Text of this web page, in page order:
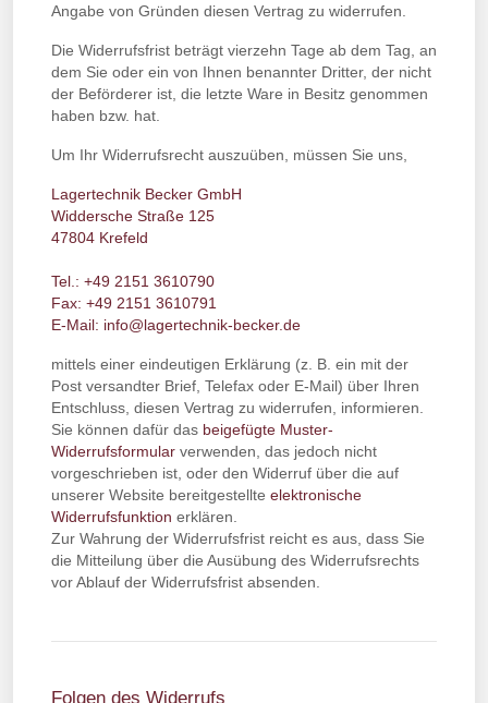
Konfiguratoren
Angabe von Gründen diesen Vertrag zu widerrufen.
Die Widerrufsfrist beträgt vierzehn Tage ab dem Tag, an
dem Sie oder ein von Ihnen benannter Dritter, der nicht
der Beförderer ist, die letzte Ware in Besitz genommen
haben bzw. hat.
Um Ihr Widerrufsrecht auszuüben, müssen Sie uns,
Lagertechnik Becker GmbH
Widdersche Straße 125
47804 Krefeld
Tel.: +49 2151 3610790
Fax: +49 2151 3610791
E-Mail: info@lagertechnik-becker.de
mittels einer eindeutigen Erklärung (z. B. ein mit der
Post versandter Brief, Telefax oder E-Mail) über Ihren
Entschluss, diesen Vertrag zu widerrufen, informieren.
Sie können dafür das beigefügte Muster-
Widerrufsformular verwenden, das jedoch nicht
vorgeschrieben ist, oder den Widerruf über die auf
unserer Website bereitgestellte elektronische
Widerrufsfunktion erklären.
Zur Wahrung der Widerrufsfrist reicht es aus, dass Sie
die Mitteilung über die Ausübung des Widerrufsrechts
vor Ablauf der Widerrufsfrist absenden.
Folgen des Widerrufs